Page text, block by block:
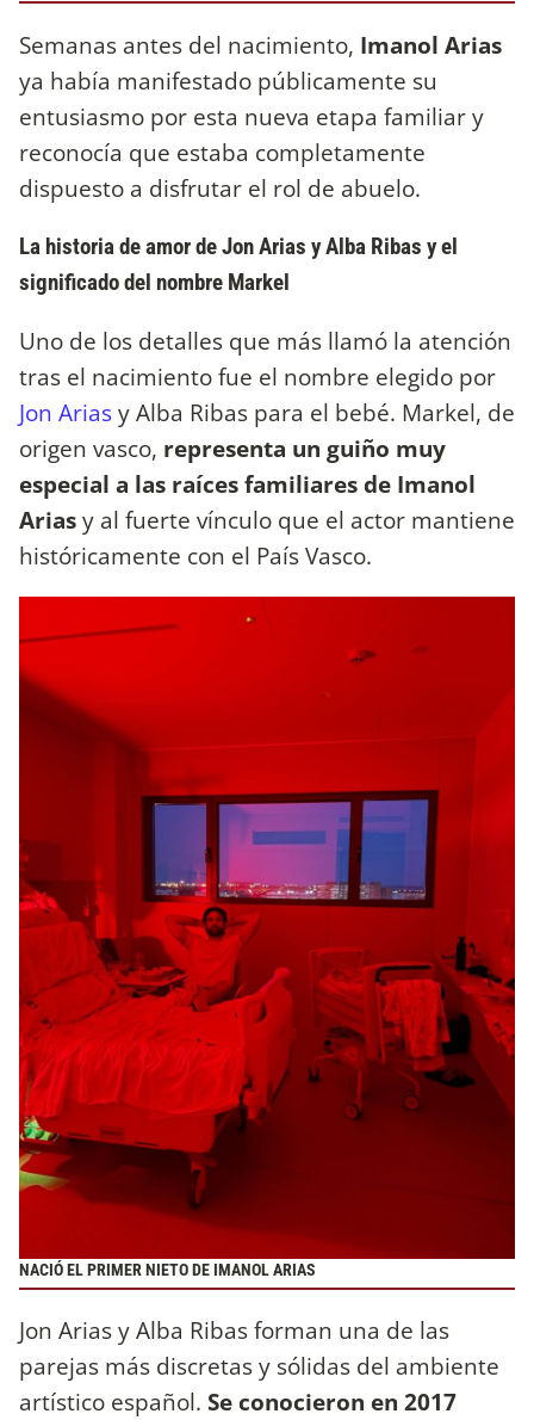
Semanas antes del nacimiento, Imanol Arias
ya había manifestado públicamente su
entusiasmo por esta nueva etapa familiar y
reconocía que estaba completamente
dispuesto a disfrutar el rol de abuelo.
La historia de amor de Jon Arias y Alba Ribas y el
significado del nombre Markel
Uno de los detalles que más llamó la atención
tras el nacimiento fue el nombre elegido por
Jon Ariasy Alba Ribas para el bebé. Markel, de
origen vasco, representa un guiño muy
especial a las raíces familiares de Imanol
Ariasy al fuerte vínculo que el actor mantiene
históricamente con el País Vasco.
NACIÓ EL PRIMER NIETO DE IMANOL ARIAS
Jon Arias y Alba Ribas forman una de las
parejas más discretas y sólidas del ambiente
artístico español. Se conocieron en 2017